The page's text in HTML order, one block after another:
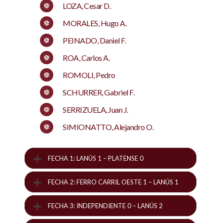
LOZA, Cesar D.
MORALES, Hugo A.
PEINADO, Daniel F.
ROA, Carlos A.
ROMOLI, Pedro
SCHURRER, Gabriel F.
SERRIZUELA, Juan J.
SIMIONATTO, Alejandro O.
FECHA 1: LANÚS 1 – PLATENSE 0
FECHA 2: FERRO CARRIL OESTE 1 – LANÚS 1
FECHA 3: INDEPENDIENTE 0 – LANÚS 2